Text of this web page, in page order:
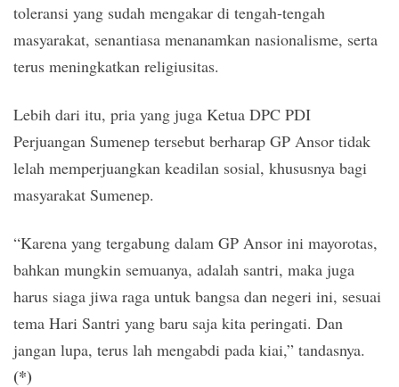
toleransi yang sudah mengakar di tengah-tengah
masyarakat, senantiasa menanamkan nasionalisme, serta
terus meningkatkan religiusitas.
Lebih dari itu, pria yang juga Ketua DPC PDI
Perjuangan Sumenep tersebut berharap GP Ansor tidak
lelah memperjuangkan keadilan sosial, khususnya bagi
masyarakat Sumenep.
“Karena yang tergabung dalam GP Ansor ini mayorotas,
bahkan mungkin semuanya, adalah santri, maka juga
harus siaga jiwa raga untuk bangsa dan negeri ini, sesuai
tema Hari Santri yang baru saja kita peringati. Dan
jangan lupa, terus lah mengabdi pada kiai,” tandasnya.
(*)